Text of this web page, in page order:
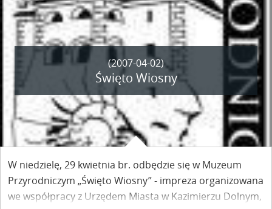
(2007-04-02)
Święto Wiosny
W niedzielę, 29 kwietnia br. odbędzie się w Muzeum
Przyrodniczym „Święto Wiosny” - impreza organizowana
we współpracy z Urzędem Miasta w Kazimierzu Dolnym,